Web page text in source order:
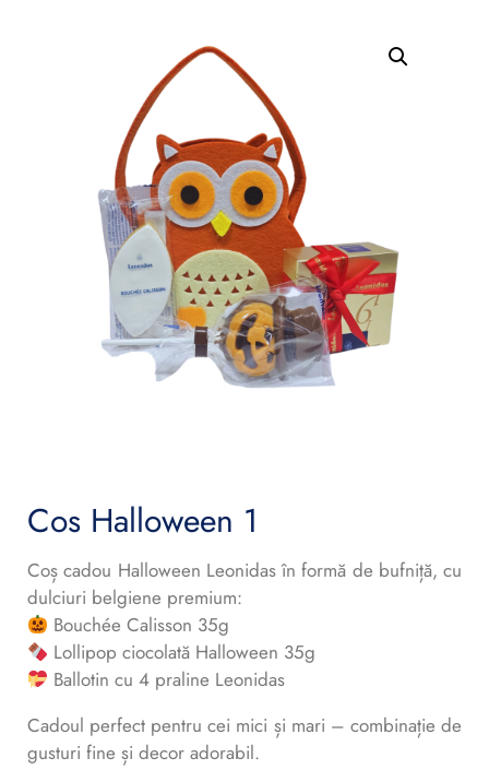
Cos Halloween 1
Coș cadou Halloween Leonidas în formă de bufniță, cu
dulciuri belgiene premium:
Bouchée Calisson 35g
Lollipop ciocolată Halloween 35g
Ballotin cu 4 praline Leonidas
Cadoul perfect pentru cei mici și mari – combinație de
gusturi fine și decor adorabil.